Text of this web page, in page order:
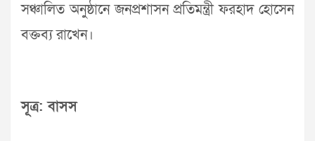
সঞ্চালিত অনুষ্ঠানে জনপ্রশাসন প্রতিমন্ত্রী ফরহাদ হোসেন
বক্তব্য রাখেন।
সূত্র: বাসস